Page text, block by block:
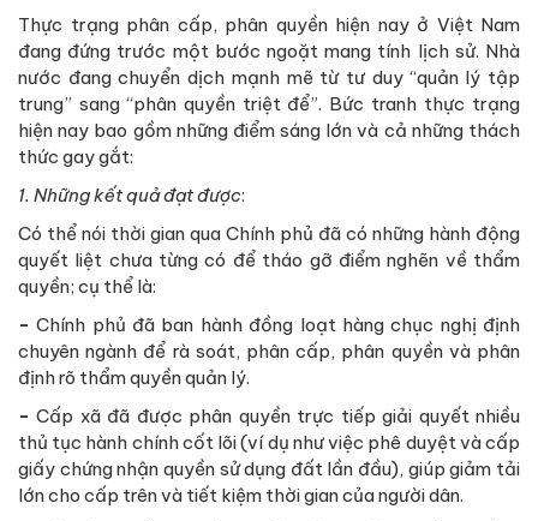
Thực trạng phân cấp, phân quyền hiện nay ở Việt Nam
đang đứng trước một bước ngoặt mang tính lịch sử. Nhà
nước đang chuyển dịch mạnh mẽ từ tư duy “quản lý tập
trung” sang “phân quyền triệt để”. Bức tranh thực trạng
hiện nay bao gồm những điểm sáng lớn và cả những thách
thức gay gắt:
1. Những kết quả đạt được:
Có thể nói thời gian qua Chính phủ đã có những hành động
quyết liệt chưa từng có để tháo gỡ điểm nghẽn về thẩm
quyền; cụ thể là:
-Chính phủ đã ban hành đồng loạt hàng chục nghị định
chuyên ngành để rà soát, phân cấp, phân quyền và phân
định rõ thẩm quyền quản lý.
-Cấp xã đã được phân quyền trực tiếp giải quyết nhiều
thủ tục hành chính cốt lõi (ví dụ như việc phê duyệt và cấp
giấy chứng nhận quyền sử dụng đất lần đầu), giúp giảm tải
lớn cho cấp trên và tiết kiệm thời gian của người dân.